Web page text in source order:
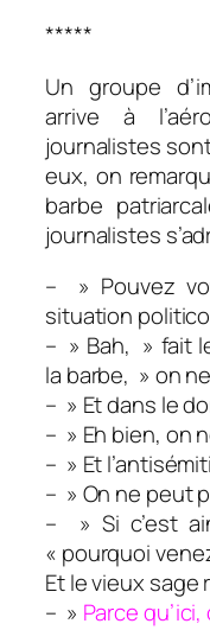
*****
Un groupe
arrive à
journalistes
eux, on
barbe
journalistes
– » Pouvez
situation
– » Bah, » fait
la barbe, » on
– » Et dans le
– » Eh bien, on
– » Et
– » On ne peut
– » Si c’est
« pourquoi
Et le vieux sage
– » Parce